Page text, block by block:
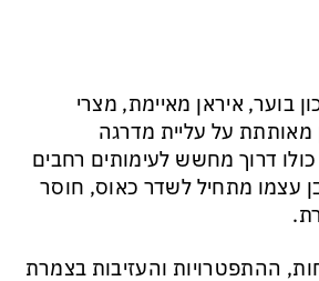
בוער, איראן מאיימת, מצרי
מאותתת על עליית מדרגה
דרוך מחשש לעימותים רחבים
עצמו מתחיל לשדר כאוס, חוסר
ההתפטרויות והעזיבות בצמרת